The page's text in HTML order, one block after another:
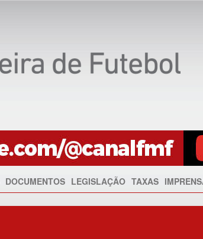
DOCUMENTOS LEGISLAÇÃO TAXAS